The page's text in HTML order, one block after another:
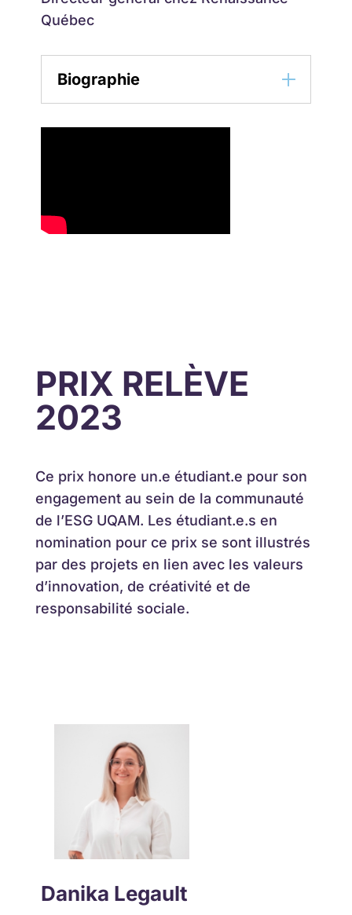
Québec
Biographie
PRIX RELÈVE
2023
Ce prix honore un.e étudiant.e pour son
engagement au sein de la communauté
de l’ESG UQAM. Les étudiant.e.s en
nomination pour ce prix se sont illustrés
par des projets en lien avec les valeurs
d’innovation, de créativité et de
responsabilité sociale.
Danika Legault